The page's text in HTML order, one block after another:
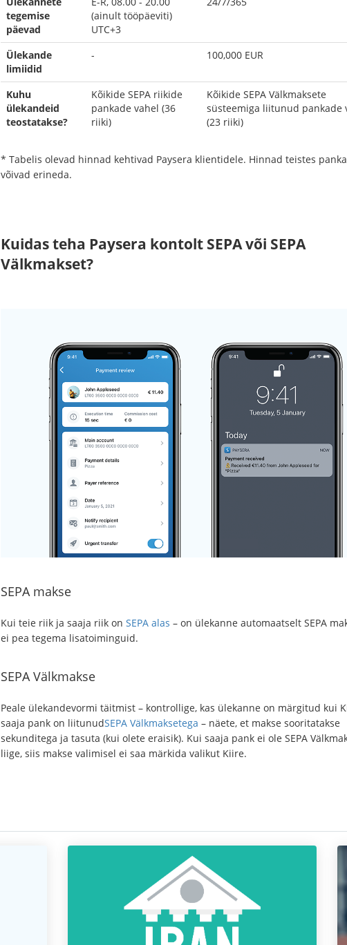
tegemise
päevad
(ainult tööpäeviti)
UTC+3
Ülekande
limiidid
- 100,000 EUR
Kuhu
ülekandeid
teostatakse?
Kõikide SEPA riikide
pankade vahel (36
riiki)
Kõikide SEPA Välkmaksete
süsteemiga liitunud pankade
(23 riiki)
* Tabelis olevad hinnad kehtivad Paysera klientidele. Hinnad teistes
võivad erineda.
Kuidas teha Paysera kontolt SEPA või SEPA
Välkmakset?
SEPA makse
Kui teie riik ja saaja riik on SEPA alas – on ülekanne automaatselt SEPA
ei pea tegema lisatoiminguid.
SEPA Välkmakse
Peale ülekandevormi täitmist – kontrollige, kas ülekanne on märgitud kui
saaja pank on liitunudSEPA Välkmaksetega – näete, et makse sooritatakse
sekunditega ja tasuta (kui olete eraisik). Kui saaja pank ei ole SEPA
liige, siis makse valimisel ei saa märkida valikut Kiire.